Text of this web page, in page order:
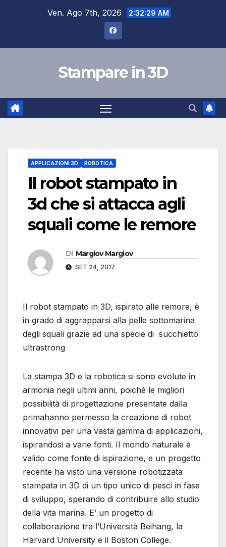
Ven. Ago 7th, 2026 2:32:30 AM
Stampare in 3D
APPLICAZIONI 3D ROBOTICA
Il robot stampato in
3d che si attacca agli
squali come le remore
Di Margiov Margiov
SET 24, 2017
Il robot stampato in 3D, ispirato alle remore, è
in grado di aggrapparsi alla pelle sottomarina
degli squali grazie ad una specie di succhietto
ultrastrong
La stampa 3D e la robotica si sono evolute in
armonia negli ultimi anni, poiché le migliori
possibilità di progettazione presentate dalla
primahanno permesso la creazione di robot
innovativi per una vasta gamma di applicazioni,
ispirandosi a varie fonti. Il mondo naturale è
valido come fonte di ispirazione, e un progetto
recente ha visto una versione robotizzata
stampata in 3D di un tipo unico di pesci in fase
di sviluppo, sperando di contribuire allo studio
della vita marina. E’ un progetto di
collaborazione tra l’Università Beihang, la
Harvard University e il Boston College.